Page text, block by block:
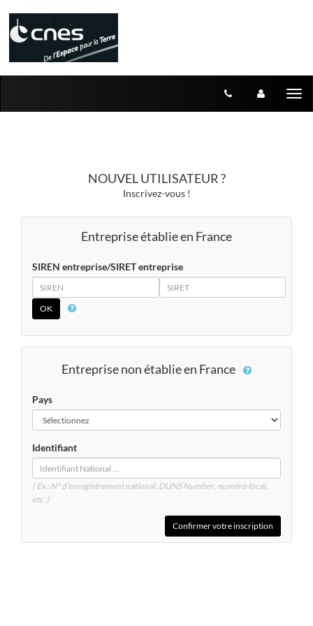
NOUVEL UTILISATEUR ?
Inscrivez-vous !
Entreprise établie en France
SIREN entreprise/SIRET entreprise
SIREN
SIRET
Entreprise non établie en France
Pays
Identifiant
( Ex : N° d'enregistrement national, DUNSNumber, numéro local,
etc. )